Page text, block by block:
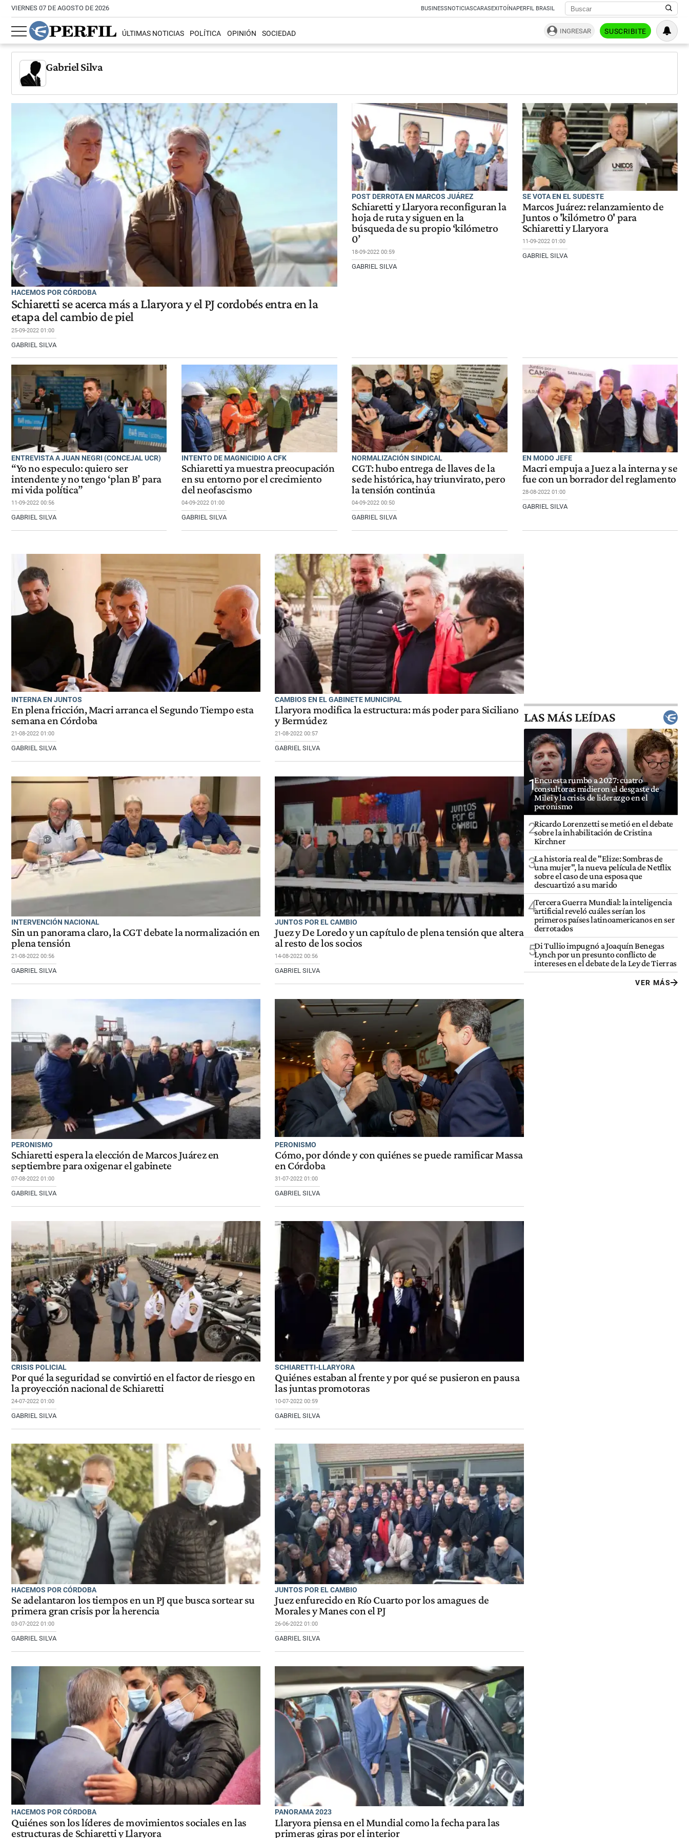
VIERNES 07 DE AGOSTO DE 2026 BUSINESSNOTICIASCARASEXITOÍNAPERFIL BRASIL
ÚLTIMAS NOTICIAS POLÍTICA OPINIÓN SOCIEDAD INGRESAR SUSCRIBITE
Gabriel Silva
HACEMOS POR CÓRDOBA
Schiaretti se acerca más a Llaryora y el PJ cordobés entra en la
etapa del cambio de piel
25-09-2022 01:00
GABRIEL SILVA
POST DERROTA EN MARCOS JUÁREZ
Schiaretti y Llaryora reconfiguran la
hoja de ruta y siguen en la
búsqueda de su propio ‘kilómetro
0’
18-09-2022 00:59
GABRIEL SILVA
SE VOTA EN EL SUDESTE
Marcos Juárez: relanzamiento de
Juntos o 'kilómetro 0' para
Schiaretti y Llaryora
11-09-2022 01:00
GABRIEL SILVA
ENTREVISTA A JUAN NEGRI (CONCEJAL UCR)
“Yo no especulo: quiero ser
intendente y no tengo ‘plan B’ para
mi vida política”
11-09-2022 00:56
GABRIEL SILVA
INTENTO DE MAGNICIDIO A CFK
Schiaretti ya muestra preocupación
en su entorno por el crecimiento
del neofascismo
04-09-2022 01:00
GABRIEL SILVA
NORMALIZACIÓN SINDICAL
CGT: hubo entrega de llaves de la
sede histórica, hay triunvirato, pero
la tensión continúa
04-09-2022 00:50
GABRIEL SILVA
EN MODO JEFE
Macri empuja a Juez a la interna y se
fue con un borrador del reglamento
28-08-2022 01:00
GABRIEL SILVA
INTERNA EN JUNTOS
En plena fricción, Macri arranca el Segundo Tiempo esta
semana en Córdoba
21-08-2022 01:00
GABRIEL SILVA
CAMBIOS EN EL GABINETE MUNICIPAL
Llaryora modifica la estructura: más poder para Siciliano
y Bermúdez
21-08-2022 00:57
GABRIEL SILVA
INTERVENCIÓN NACIONAL
Sin un panorama claro, la CGT debate la normalización en
plena tensión
21-08-2022 00:56
GABRIEL SILVA
JUNTOS POR EL CAMBIO
Juez y De Loredo y un capítulo de plena tensión que altera
al resto de los socios
14-08-2022 00:56
GABRIEL SILVA
PERONISMO
Schiaretti espera la elección de Marcos Juárez en
septiembre para oxigenar el gabinete
07-08-2022 01:00
GABRIEL SILVA
PERONISMO
Cómo, por dónde y con quiénes se puede ramificar Massa
en Córdoba
31-07-2022 01:00
GABRIEL SILVA
CRISIS POLICIAL
Por qué la seguridad se convirtió en el factor de riesgo en
la proyección nacional de Schiaretti
24-07-2022 01:00
GABRIEL SILVA
SCHIARETTI-LLARYORA
Quiénes estaban al frente y por qué se pusieron en pausa
las juntas promotoras
10-07-2022 00:59
GABRIEL SILVA
HACEMOS POR CÓRDOBA
Se adelantaron los tiempos en un PJ que busca sortear su
primera gran crisis por la herencia
03-07-2022 01:00
GABRIEL SILVA
JUNTOS POR EL CAMBIO
Juez enfurecido en Río Cuarto por los amagues de
Morales y Manes con el PJ
26-06-2022 01:00
GABRIEL SILVA
HACEMOS POR CÓRDOBA
Quiénes son los líderes de movimientos sociales en las
estructuras de Schiaretti y Llaryora
PANORAMA 2023
Llaryora piensa en el Mundial como la fecha para las
primeras giras por el interior
LAS MÁS LEÍDAS
1Encuesta rumbo a 2027: cuatro
consultoras midieron el desgaste de
Milei y la crisis de liderazgo en el
peronismo
2Ricardo Lorenzetti se metió en el debate
sobre la inhabilitación de Cristina
Kirchner
3La historia real de "Elize: Sombras de
una mujer", la nueva película de Netflix
sobre el caso de una esposa que
descuartizó a su marido
4Tercera Guerra Mundial: la inteligencia
artificial reveló cuáles serían los
primeros países latinoamericanos en ser
derrotados
5Di Tullio impugnó a Joaquín Benegas
Lynch por un presunto conflicto de
intereses en el debate de la Ley de Tierras
VER MÁS